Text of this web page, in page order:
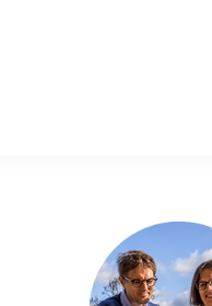
Primary
Sidebar